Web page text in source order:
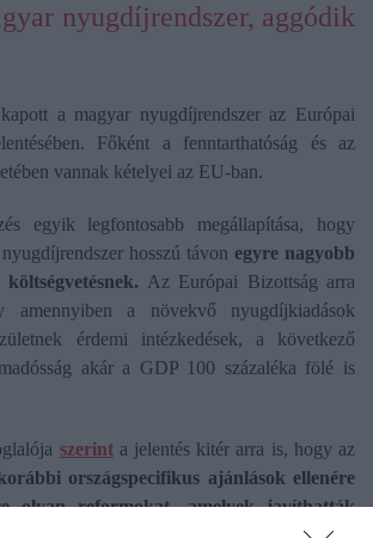
nyugdíjrendszer, aggódik
a magyar nyugdíjrendszer az Európai
Főként a fenntarthatóság és az
vannak kételyei az EU-ban.
egyik legfontosabb megállapítása, hogy
hosszú távon egyre nagyobb
Az Európai Bizottság arra
amennyiben a növekvő nyugdíjkiadások
érdemi intézkedések, a következő
akár a GDP 100 százaléka fölé is
szerinta jelentés kitér arra is, hogy az
országspecifikus ajánlások ellenére
olyan reformokat, amelyek javíthatták